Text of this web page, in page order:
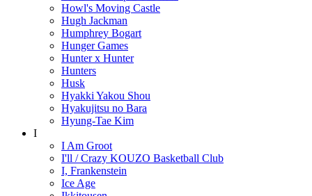
Howl's Moving Castle
Hugh Jackman
Humphrey Bogart
Hunger Games
Hunter x Hunter
Hunters
Husk
Hyakki Yakou Shou
Hyakujitsu no Bara
Hyung-Tae Kim
I
I Am Groot
I'll / Crazy KOUZO Basketball Club
I, Frankenstein
Ice Age